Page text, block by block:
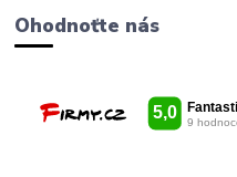
Ohodnoťte nás